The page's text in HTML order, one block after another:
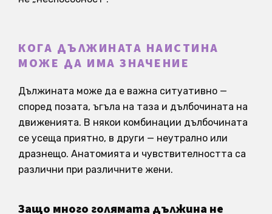
КОГА ДЪЛЖИНАТА НАИСТИНА
МОЖЕ ДА ИМА ЗНАЧЕНИЕ
Дължината може да е важна ситуативно —
според позата, ъгъла на таза и дълбочината на
движенията. В някои комбинации дълбочината
се усеща приятно, в други — неутрално или
дразнещо. Анатомията и чувствителността са
различни при различните жени.
Защо много голямата дължина не